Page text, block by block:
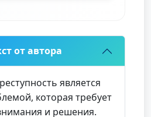
от автора
является
которая требует
и решения.